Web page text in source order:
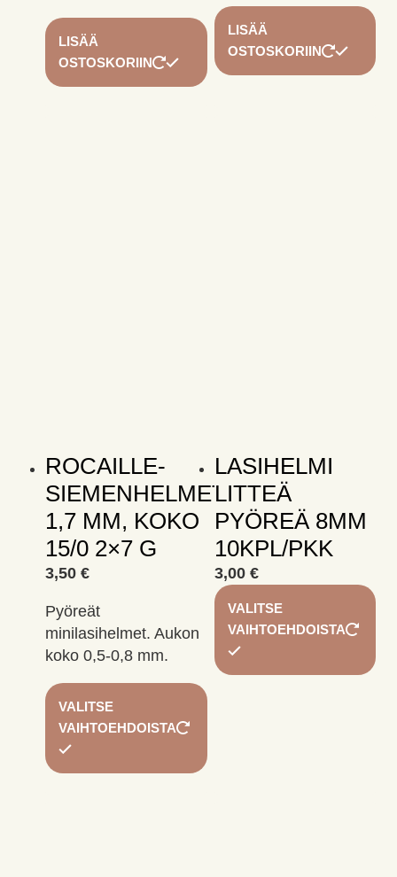
LISÄÄ
OSTOSKORIIN
LISÄÄ
OSTOSKORIIN
ROCAILLE-
SIEMENHELMET
1,7 MM, KOKO
15/0 2×7 G
3,50 €
Pyöreät
minilasihelmet. Aukon
koko 0,5-0,8 mm.
VALITSE
VAIHTOEHDOISTA
Tällä
useampi
LASIHELMI
LITTEÄ
PYÖREÄ 8MM
10KPL/PKK
3,00 €
VALITSE
VAIHTOEHDOISTA